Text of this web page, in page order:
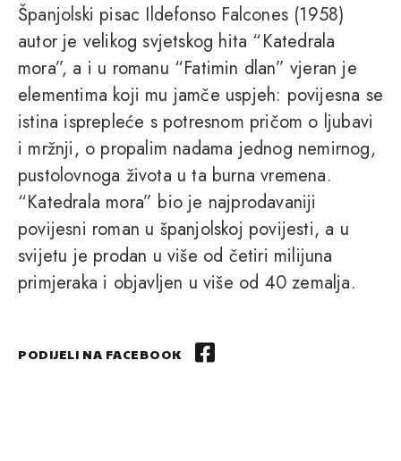
Španjolski pisac Ildefonso Falcones (1958)
autor je velikog svjetskog hita “Katedrala
mora”, a i u romanu “Fatimin dlan” vjeran je
elementima koji mu jamče uspjeh: povijesna se
istina isprepleće s potresnom pričom o ljubavi
i mržnji, o propalim nadama jednog nemirnog,
pustolovnoga života u ta burna vremena.
“Katedrala mora” bio je najprodavaniji
povijesni roman u španjolskoj povijesti, a u
svijetu je prodan u više od četiri milijuna
primjeraka i objavljen u više od 40 zemalja.
PODIJELI NA FACEBOOK